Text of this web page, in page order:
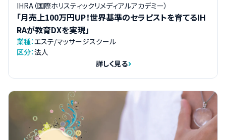
IHRA（国際ホリスティックリメディアルアカデミー）
「月売上100万円UP！世界基準のセラピストを育てるIH
RAが教育DXを実現」
業種：エステ/マッサージスクール
区分：法人
詳しく見る